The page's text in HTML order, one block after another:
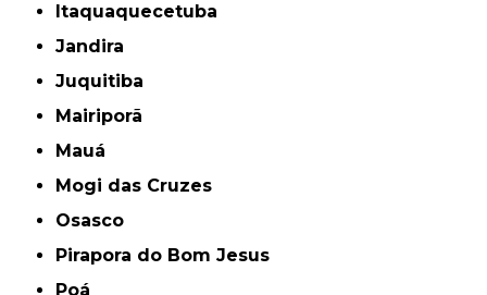
Itaquaquecetuba
Jandira
Juquitiba
Mairiporã
Mauá
Mogi das Cruzes
Osasco
Pirapora do Bom Jesus
Poá